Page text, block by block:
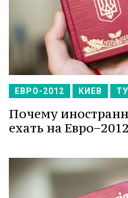
ЕВРО-2012 КИЕВ
Почему
ехать на